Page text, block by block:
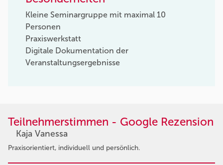
Kleine Seminargruppe mit maximal 10
Personen
Praxiswerkstatt
Digitale Dokumentation der
Veranstaltungsergebnisse
Teilnehmerstimmen - Google Rezension
Kaja Vanessa
Praxisorientiert, individuell und persönlich.